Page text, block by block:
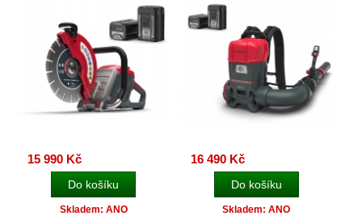
15 990 Kč
Skladem: ANO
16 490 Kč
Skladem: ANO